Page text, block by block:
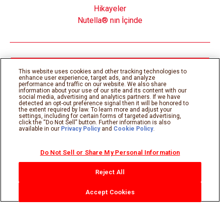
Hikayeler
Nutella® nın İçinde
©Ferrero 2026, tüm hakları saklıdır.
Teknik gereksinimler
Kullanım şartları
Sitemap
This website uses cookies and other tracking technologies to
enhance user experience, target ads, and analyze
performance and traffic on our website. We also share
information about your use of our site and its content with our
social media, advertising and analytics partners. If we have
detected an opt-out preference signal then it will be honored to
the extent required by law. To learn more and adjust your
settings, including for certain forms of targeted advertising,
click the “Do Not Sell” button. Further information is also
available in our Privacy Policyand Cookie Policy.
Do Not Sell or Share My Personal Information
Reject All
Accept Cookies